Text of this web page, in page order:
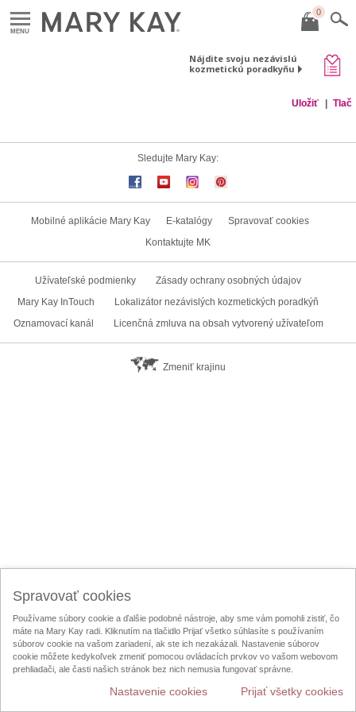
MENU
0
Nájdite svoju nezávislú
kozmetickú poradkyňu
Uložiť Tlač
Sledujte Mary Kay:
Mobilné aplikácie Mary Kay E-katalógy
Spravovať cookies
Kontaktujte MK
Užívateľské podmienky
Zásady ochrany osobných údajov
Mary Kay InTouch
Lokalizátor nezávislých kozmetických poradkýň
Oznamovací kanál
Licenčná zmluva na obsah vytvorený užívateľom
Zmeniť krajinu
Spravovať cookies
Používame súbory cookie a ďalšie podobné nástroje, aby sme vám pomohli zistiť, čo
máte na Mary Kay radi. Kliknutím na tlačidlo Prijať všetko súhlasíte s používaním
súborov cookie na vašom zariadení, ak ste ich nezakázali. Nastavenie súborov
cookie môžete kedykoľvek zmeniť pomocou ovládacích prvkov vo vašom webovom
prehliadači, ale časti našich stránok bez nich nemusia fungovať správne.
Prijať všetky cookies
Nastavenie cookies